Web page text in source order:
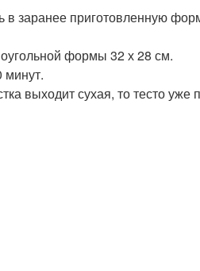
заранее приготовленную
формы 32 х 28 см.
минут.
выходит сухая, то тесто уже